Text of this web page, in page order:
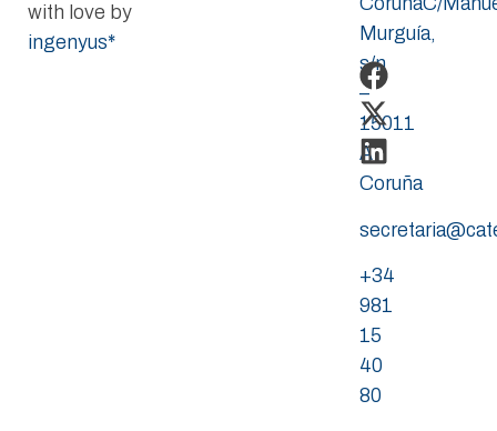
Murguía,
s/n
–
15011
A
Coruña
+34
981
15
40
80
with love by
ingenyus*